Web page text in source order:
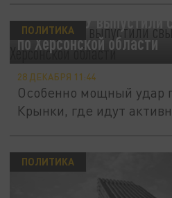
В среду ВСУ выпустили
по Херсонской области
ПОЛИТИКА
28 ДЕКАБРЯ 11:44
Особенно мощный удар
Крынки, где идут
ПОЛИТИКА